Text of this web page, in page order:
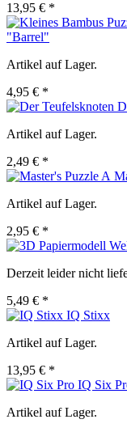
13,95 € *
"Barrel"
Artikel auf Lager.
4,95 € *
Artikel auf Lager.
2,49 € *
Artikel auf Lager.
2,95 € *
Derzeit leider nicht
5,49 € *
IQ Stixx
Artikel auf Lager.
13,95 € *
IQ Six
Artikel auf Lager.